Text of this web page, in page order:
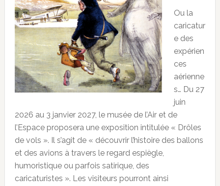
Ou la
caricatur
e des
expérien
ces
aérienne
s… Du 27
juin
2026 au 3 janvier 2027, le musée de l’Air et de
l’Espace proposera une exposition intitulée « Drôles
de vols ». Il s’agit de « découvrir l’histoire des ballons
et des avions à travers le regard espiègle,
humoristique ou parfois satirique, des
caricaturistes ». Les visiteurs pourront ainsi